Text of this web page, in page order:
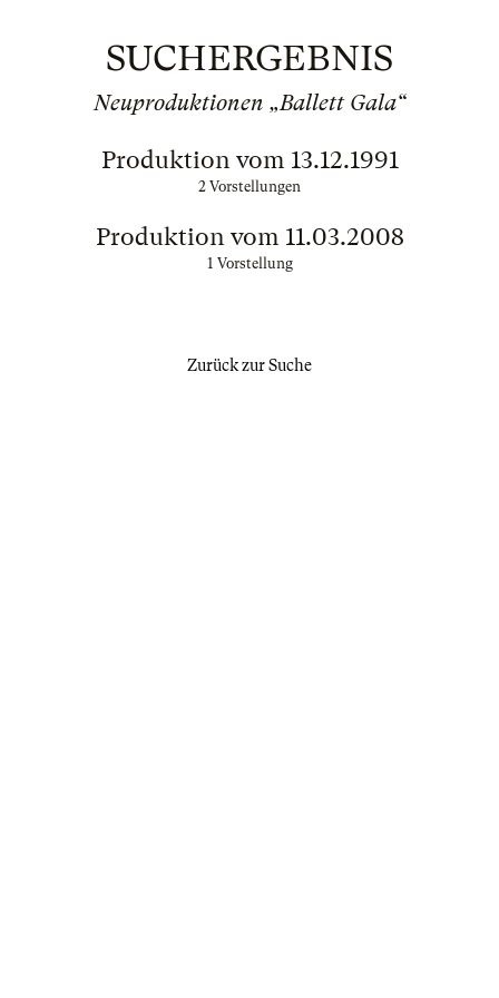
SUCHERGEBNIS
Neuproduktionen „Ballett Gala“
Produktion vom 13.12.1991
2 Vorstellungen
Produktion vom 11.03.2008
1 Vorstellung
Zurück zur Suche